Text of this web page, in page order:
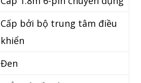
Cấp bởi bộ trung tâm điều
khiển
Đen